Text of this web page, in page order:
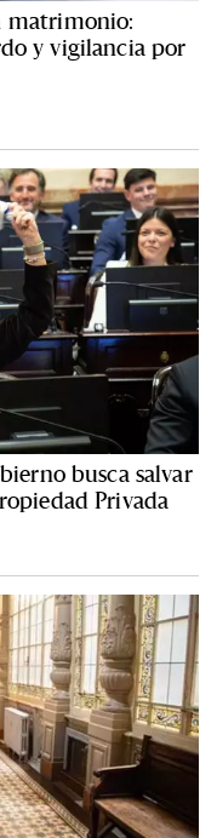
matrimonio:
y vigilancia por
busca salvar
Privada